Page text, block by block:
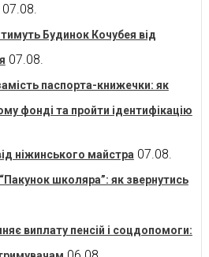
07.08.
Будинок Кочубея від
07.08.
паспорта-книжечки: як
фонді та пройти ідентифікацію
ніжинського майстра 07.08.
школяра”: як звернутись
виплату пенсій і соцдопомоги: